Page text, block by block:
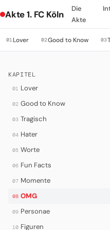
Akte 1. FC Köln
Die
Akte
01Lover 02Good to Know 03
KAPITEL
01 Lover
02 Good to Know
03 Tragisch
04 Hater
05 Worte
06 Fun Facts
07 Momente
08 OMG
09 Personae
10 Figuren